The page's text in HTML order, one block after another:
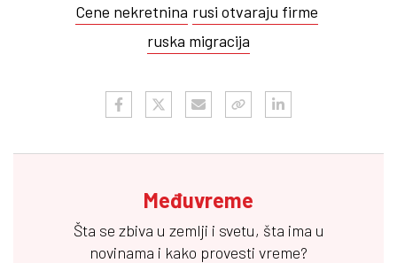
Cene nekretnina rusi otvaraju firme
ruska migracija
Međuvreme
Šta se zbiva u zemlji i svetu, šta ima u
novinama i kako provesti vreme?